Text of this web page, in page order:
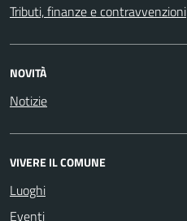
Tributi, finanze e contravvenzioni
NOVITÀ
Notizie
VIVERE IL COMUNE
Luoghi
Eventi